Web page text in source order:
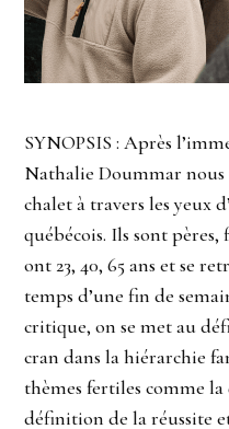
SYNOPSIS : Après
Nathalie Doummar
chalet à travers les yeux
québécois. Ils sont pères,
ont 23, 40, 65 ans et se
temps d’une fin de
critique, on se met au
cran dans la hiérarchie
thèmes fertiles comme
définition de la réussite